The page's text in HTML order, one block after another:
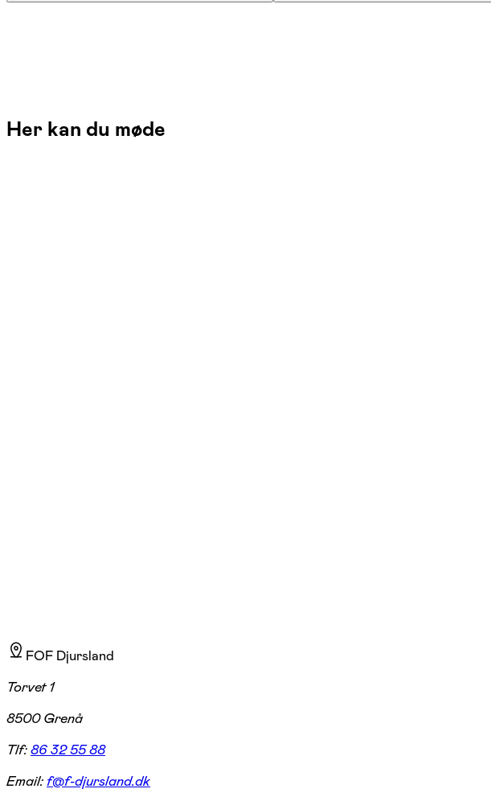
Her kan du møde
FOF Djursland
Torvet 1
8500 Grenå
Tlf:86 32 55 88
Email:f@f-djursland.dk